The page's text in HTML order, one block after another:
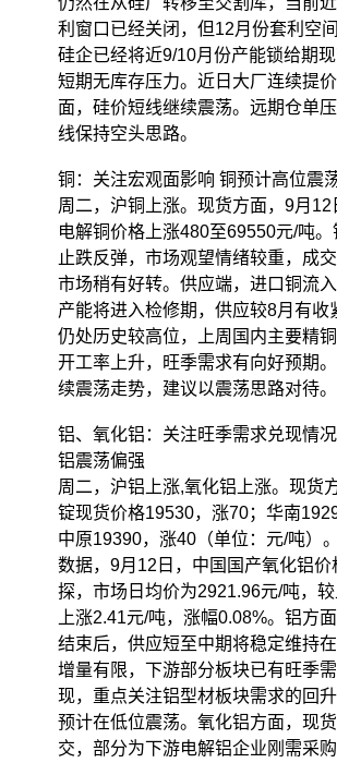
利窗口已经关闭，但12月份套利空
硅企已经将近9/10月份产能锁给期
短期无库存压力。近日大厂连续提
面，硅价短线继续震荡。远期仓单
线保持空头思路。
铜：关注宏观面影响 铜预计高位震
周二，沪铜上涨。现货方面，9月12
电解铜价格上涨480至69550元/吨
止跌反弹，市场观望情绪较重，成
市场稍有好转。供应端，进口铜流
产能将进入检修期，供应较8月有收
仍处历史较高位，上周国内主要精
开工率上升，旺季需求有向好预期
续震荡走势，建议以震荡思路对待。
铝、氧化铝：关注旺季需求兑现情
铝震荡偏强
周二，沪铝上涨,氧化铝上涨。现货
锭现货价格19530，涨70；华南
中原19390，涨40（单位：元/吨）
数据，9月12日，中国国产氧化铝价
探，市场日均价为2921.96元/吨，较
上涨2.41元/吨，涨幅0.08%。铝方
结束后，供应短至中期将稳定维持
增量有限，下游部分板块已有旺季
现，重点关注铝型材板块需求的回
预计在低位震荡。氧化铝方面，现
交，部分为下游电解铝企业刚需采